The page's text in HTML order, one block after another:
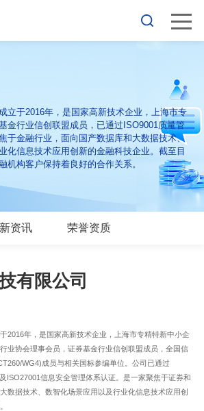
立于2016年，是国家高新技术企业，上海市专
金行业信创联盟成员，已通过ISO9001质量管
于金融行业，面向国产数据库和大数据技术、
化信息技术应用创新的金融科技企业。截至目
机构客户保持着良好的合作关系。
资讯 荣誉资质
有限公司
2016年，是国家高新技术企业，上海市专精特新中小企
业协会理事会员，证券基金行业信创联盟成员，全国信
WG4)成员与相关国标参编单位。公司已通过
ISO27001信息安全管理体系认证。是一家聚焦于证券和
数据技术、数智化场景应用以及行业化信息技术应用创